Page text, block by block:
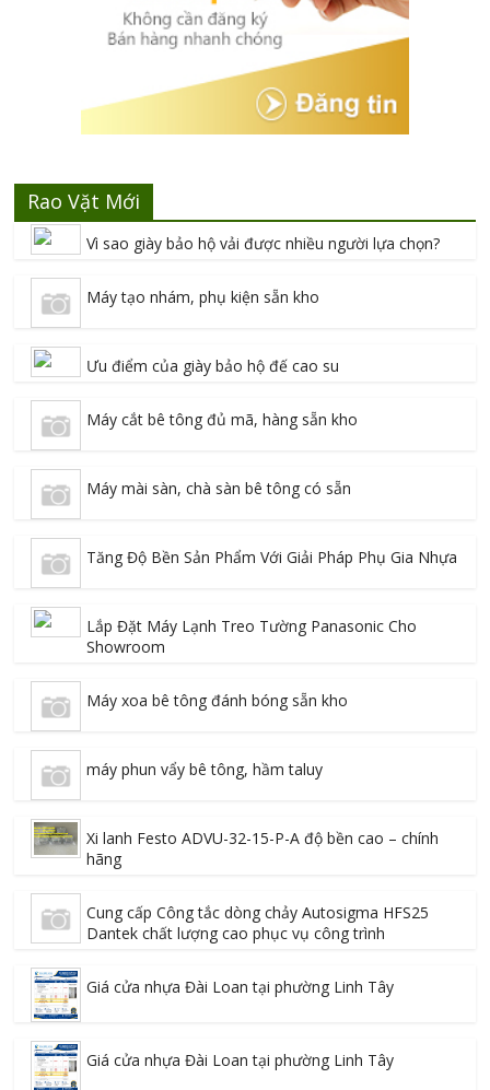
Rao Vặt Mới
Vì sao giày bảo hộ vải được nhiều người lựa chọn?
Máy tạo nhám, phụ kiện sẵn kho
Ưu điểm của giày bảo hộ đế cao su
Máy cắt bê tông đủ mã, hàng sẵn kho
Máy mài sàn, chà sàn bê tông có sẵn
Tăng Độ Bền Sản Phẩm Với Giải Pháp Phụ Gia Nhựa
Lắp Đặt Máy Lạnh Treo Tường Panasonic Cho
Showroom
Máy xoa bê tông đánh bóng sẵn kho
máy phun vẩy bê tông, hầm taluy
Xi lanh Festo ADVU-32-15-P-A độ bền cao – chính
hãng
Cung cấp Công tắc dòng chảy Autosigma HFS25
Dantek chất lượng cao phục vụ công trình
Giá cửa nhựa Đài Loan tại phường Linh Tây
Giá cửa nhựa Đài Loan tại phường Linh Tây